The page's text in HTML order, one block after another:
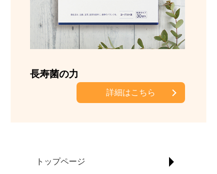
長寿菌の力
詳細はこちら
トップページ